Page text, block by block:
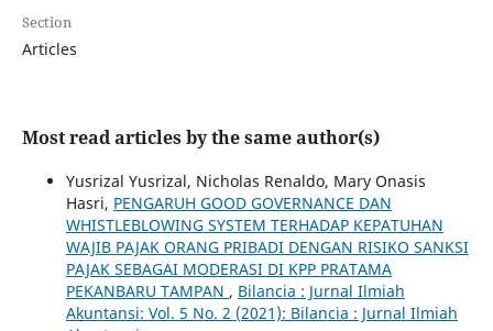
Section
Articles
Most read articles by the same author(s)
Yusrizal Yusrizal, Nicholas Renaldo, Mary Onasis
Hasri, PENGARUH GOOD GOVERNANCE DAN
WHISTLEBLOWING SYSTEM TERHADAP KEPATUHAN
WAJIB PAJAK ORANG PRIBADI DENGAN RISIKO SANKSI
PAJAK SEBAGAI MODERASI DI KPP PRATAMA
PEKANBARU TAMPAN , Bilancia : Jurnal Ilmiah
Akuntansi: Vol. 5 No. 2 (2021): Bilancia : Jurnal Ilmiah